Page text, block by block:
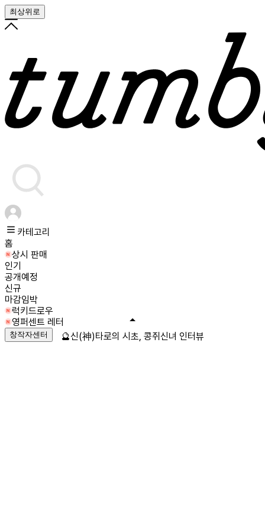
최상위로
카테고리
홈
상시 판매
인기
공개예정
신규
마감임박
럭키드로우
영퍼센트 레터
창작자센터 🔮신(神)타로의 시초, 콩쥐신녀 인터뷰